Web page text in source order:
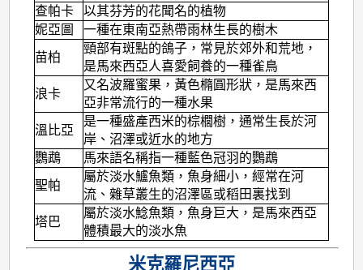
查帕卡
以其芬芳的花聞名的植物
妮亞圖
一種在東南亞熱帶雨林生長的樹木
苗柏
頸部有斑點的鴿子，常見於郊外和荒地，
是馬來西亞人喜愛飼養的一種雀鳥
浪卡
又名波羅蜜果，黃色橢圓形狀，是馬來西
亞非常流行的一種水果
溫比亞
是一種盛產西米的棕櫚樹，通常生長於河
岸、沼澤或近水的地方
鸚鵡
馬來語名稱指一種藍色冠羽的鸚鵡
聖帕
屬於淡水鱸魚類，魚身細小，經常在河
流、雜草叢生的沼澤區或稻田裏找到
塔巴
屬於淡水鯰魚類，魚身巨大，是馬來西亞
體積最大的淡水魚
米克羅尼西亞